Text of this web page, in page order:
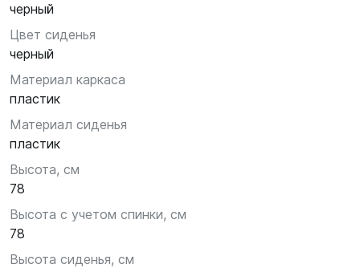
черный
Цвет сиденья
черный
Материал каркаса
пластик
Материал сиденья
пластик
Высота, см
78
Высота с учетом спинки, см
78
Высота сиденья, см